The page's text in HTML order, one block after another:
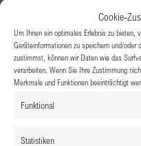
Cookie-
Um Ihnen ein optimales Erlebnis zu bieten,
Geräteinformationen zu speichern und/oder
zustimmst, können wir Daten wie das
verarbeiten. Wenn Sie Ihre Zustimmung
Merkmale und Funktionen beeinträchtigt
Funktional
Statistiken